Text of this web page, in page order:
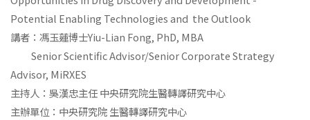
Potential Enabling Technologies and the Outlook
講者：馮玉蓮博士Yiu-Lian Fong, PhD, MBA
Senior Scientific Advisor/Senior Corporate Strategy
Advisor, MiRXES
主持人：吳漢忠主任 中央研究院生醫轉譯研究中心
主辦單位：中央研究院 生醫轉譯研究中心